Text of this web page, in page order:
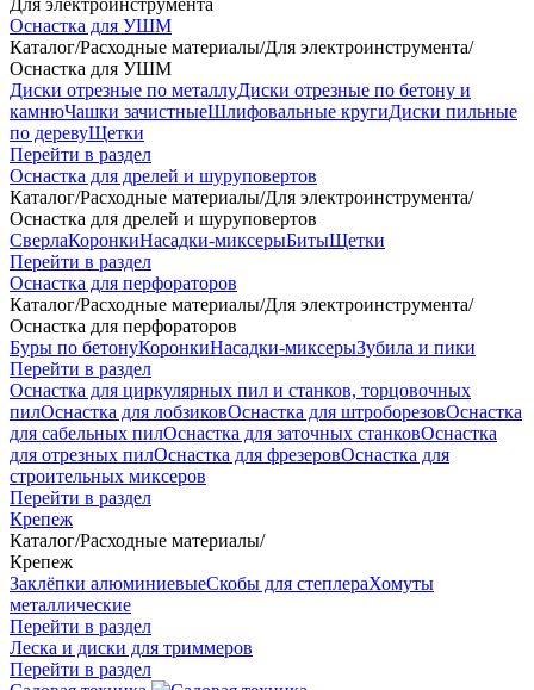
Для электроинструмента
Оснастка для УШМ
Каталог/Расходные материалы/Для электроинструмента/
Оснастка для УШМ
Диски отрезные по металлуДиски отрезные по бетону и
камнюЧашки зачистныеШлифовальные кругиДиски пильные
по деревуЩетки
Перейти в раздел
Оснастка для дрелей и шуруповертов
Каталог/Расходные материалы/Для электроинструмента/
Оснастка для дрелей и шуруповертов
СверлаКоронкиНасадки-миксерыБитыЩетки
Перейти в раздел
Оснастка для перфораторов
Каталог/Расходные материалы/Для электроинструмента/
Оснастка для перфораторов
Буры по бетонуКоронкиНасадки-миксерыЗубила и пики
Перейти в раздел
Оснастка для циркулярных пил и станков, торцовочных
пилОснастка для лобзиковОснастка для штроборезовОснастка
для сабельных пилОснастка для заточных станковОснастка
для отрезных пилОснастка для фрезеровОснастка для
строительных миксеров
Перейти в раздел
Крепеж
Каталог/Расходные материалы/
Крепеж
Заклёпки алюминиевыеСкобы для степлераХомуты
металлические
Перейти в раздел
Леска и диски для триммеров
Перейти в раздел